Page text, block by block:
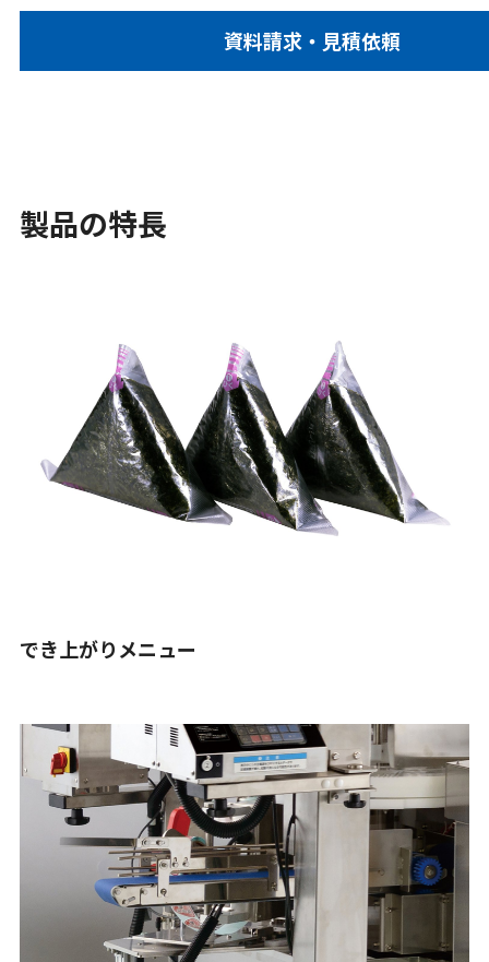
資料請求・見積依頼
製品の特長
でき上がりメニュー